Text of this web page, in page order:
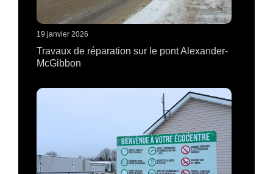
19 janvier 2026
Travaux de réparation sur le pont Alexander-
McGibbon